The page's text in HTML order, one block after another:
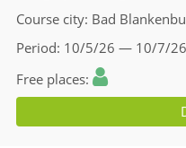
Course city Bad
Period 10/5/26 — 10/7/26
Free places